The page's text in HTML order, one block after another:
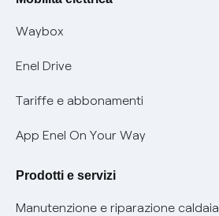
Offerta Tutela Vulnerabilità Gas
Mobilità Elettrica
Phishing e truffe online
Verifica chi ti ha chiamato
Informativa RAEE
Waybox
Enel Drive
Tariffe e abbonamenti
App Enel On Your Way
Prodotti e servizi
Manutenzione e riparazione caldaia